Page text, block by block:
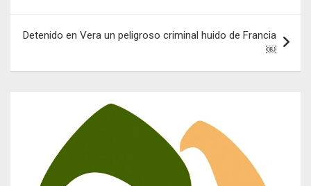
entradas
Detenido en Vera un peligroso criminal huido de Francia
￼